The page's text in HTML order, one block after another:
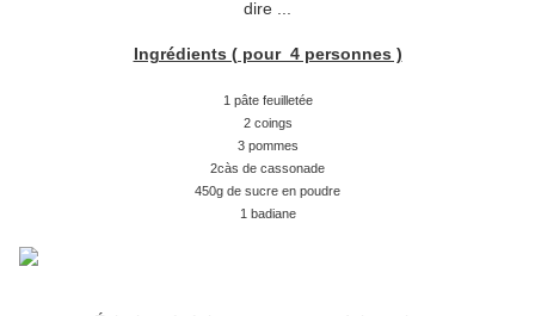
dire ...
Ingrédients ( pour 4 personnes )
1 pâte feuilletée
2 coings
3 pommes
2càs de cassonade
450g de sucre en poudre
1 badiane